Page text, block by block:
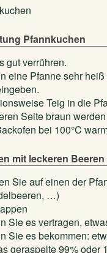
Pfannkuchen
gut verrühren.
eine Pfanne sehr
Teig in die
Seite braun
bei 100°C
mit leckeren
Sie auf einen der
…)
Sie es vertragen,
Sie es bekommen:
geraspelte 99% oder